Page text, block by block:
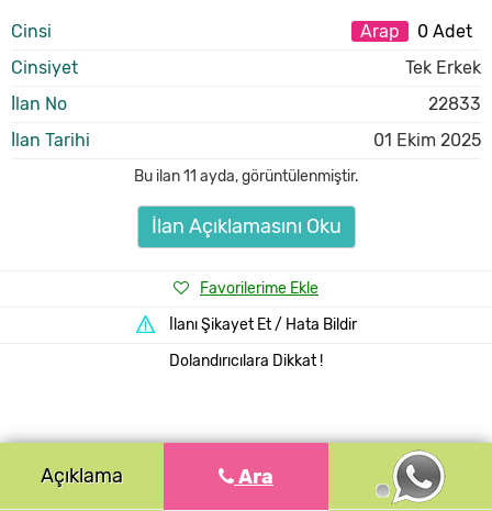
Cinsi Arap
0 Adet
Cinsiyet
Tek Erkek
İlan No
22833
İlan Tarihi
01 Ekim 2025
Bu ilan11 ayda,görüntülenmiştir.
İlan Açıklamasını Oku
Favorilerime Ekle
İlanı Şikayet Et / Hata Bildir
Dolandırıcılara Dikkat !
Açıklama Ara